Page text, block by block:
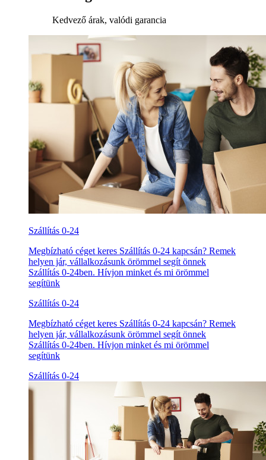
Kedvező árak, valódi garancia
Szállítás 0-24
Megbízható céget keres Szállítás 0-24 kapcsán? Remek
helyen jár, vállalkozásunk örömmel segít önnek
Szállítás 0-24ben. Hívjon minket és mi örömmel
segítünk
Szállítás 0-24
Megbízható céget keres Szállítás 0-24 kapcsán? Remek
helyen jár, vállalkozásunk örömmel segít önnek
Szállítás 0-24ben. Hívjon minket és mi örömmel
segítünk
Szállítás 0-24